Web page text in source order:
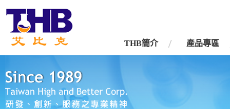
THB簡介 產品專區